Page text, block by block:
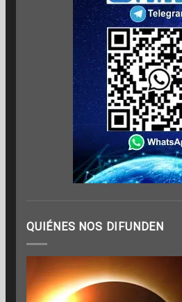
QUIÉNES NOS DIFUNDEN